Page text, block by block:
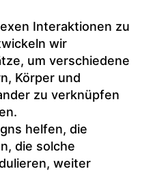
Interaktionen zu
wir
um verschiedene
Körper und
zu verknüpfen
helfen, die
die solche
weiter